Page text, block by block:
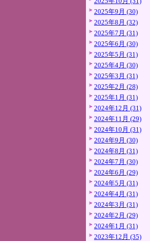
2025年9月 (30)
2025年8月 (32)
2025年7月 (31)
2025年6月 (30)
2025年5月 (31)
2025年4月 (30)
2025年3月 (31)
2025年2月 (28)
2025年1月 (31)
2024年12月 (31)
2024年11月 (29)
2024年10月 (31)
2024年9月 (30)
2024年8月 (31)
2024年7月 (30)
2024年6月 (29)
2024年5月 (31)
2024年4月 (31)
2024年3月 (31)
2024年2月 (29)
2024年1月 (31)
2023年12月 (35)